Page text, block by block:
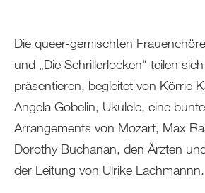
Die queer-gemischten
und „Die Schrillerlocken“ teilen
präsentieren, begleitet von Körrie
Angela Gobelin, Ukulele, eine
Arrangements von Mozart, Max
Dorothy Buchanan, den Ärzten
der Leitung von Ulrike Lachmannn.